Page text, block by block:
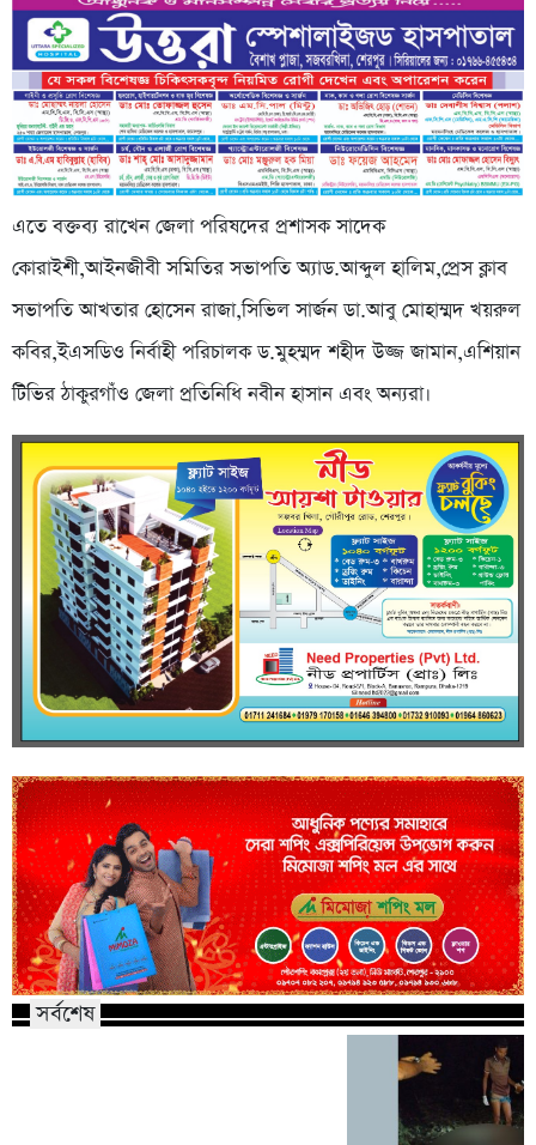
এতে বক্তব্য রাখেন জেলা পরিষদের প্রশাসক সাদেক
কোরাইশী,আইনজীবী সমিতির সভাপতি অ্যাড.আব্দুল হালিম,প্রেস ক্লাব
সভাপতি আখতার হোসেন রাজা,সিভিল সার্জন ডা.আবু মোহাম্মদ খয়রুল
কবির,ইএসডিও নির্বাহী পরিচালক ড.মুহম্মদ শহীদ উজ্জ জামান,এশিয়ান
টিভির ঠাকুরগাঁও জেলা প্রতিনিধি নবীন হাসান এবং অন্যরা।
সর্বশেষ